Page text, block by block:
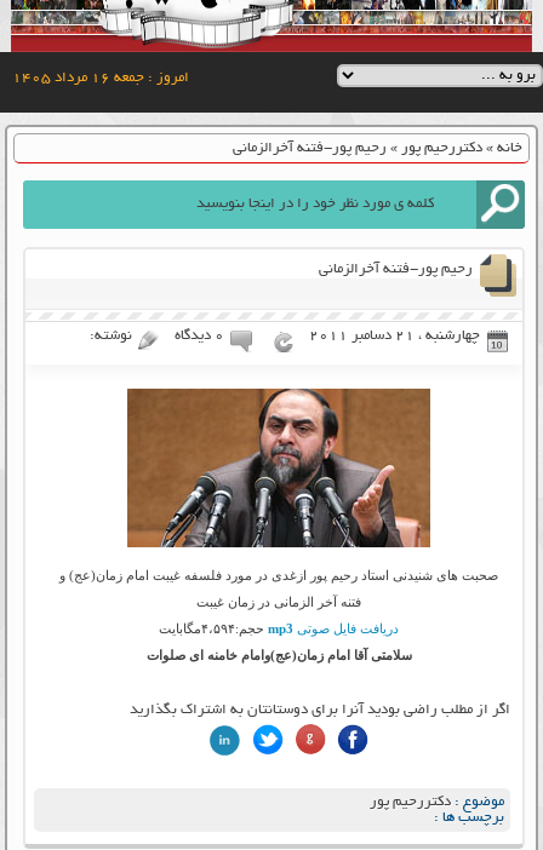
امروز : جمعه ۱۶ مرداد ۱۴۰۵
خانه» دکتررحیم پور » رحیم پور-فتنه آخرالزمانی
رحیم پور-فتنه آخرالزمانی
چهارشنبه ، 21 دسامبر 2011 ۰ دیدگاه نوشته:
صحبت های شنیدنی استاد رحیم پور ازغدی در مورد فلسفه غیبت امام زمان(عج) و
فتنه آخر الزمانی در زمان غیبت
دریافت فایل صوتی mp3حجم:۴،۵۹۴مگابایت
سلامتی آقا امام زمان(عج)وامام خامنه ای صلوات
اگر از مطلب راضی بودید آنرا برای دوستانتان به اشتراک بگذارید
موضوع :دکتررحیم پور
برچسب ها :